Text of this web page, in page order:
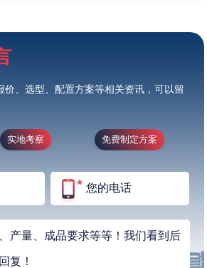
价、选型、配置方案等相关资讯，可以留
实地考察 免费制定方案